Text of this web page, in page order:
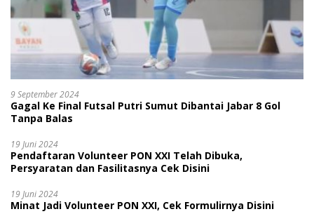
9 September 2024
Gagal Ke Final Futsal Putri Sumut Dibantai Jabar 8 Gol
Tanpa Balas
19 Juni 2024
Pendaftaran Volunteer PON XXI Telah Dibuka,
Persyaratan dan Fasilitasnya Cek Disini
19 Juni 2024
Minat Jadi Volunteer PON XXI, Cek Formulirnya Disini